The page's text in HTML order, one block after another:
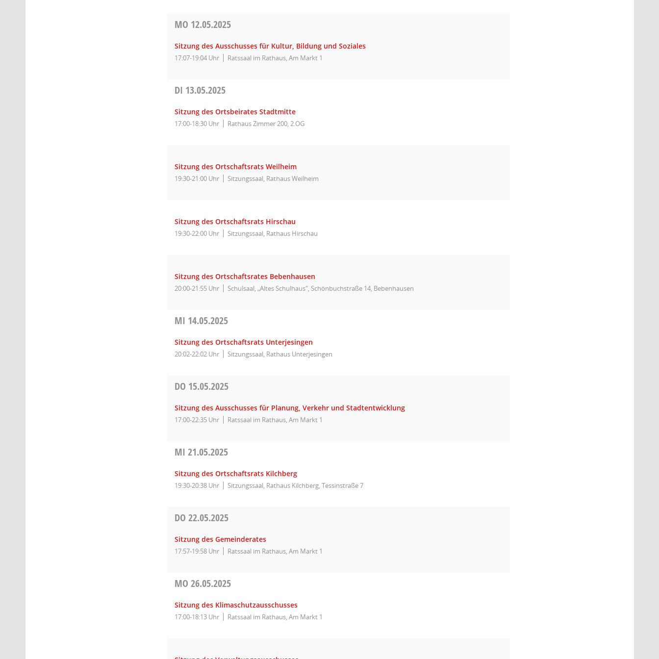
MO 12.05.2025
Sitzung des Ausschusses für Kultur, Bildung und Soziales
17:07-19:04 Uhr Ratssaal im Rathaus, Am Markt 1
DI 13.05.2025
Sitzung des Ortsbeirates Stadtmitte
17:00-18:30 Uhr Rathaus Zimmer 200, 2.OG
Sitzung des Ortschaftsrats Weilheim
19:30-21:00 Uhr Sitzungssaal, Rathaus Weilheim
Sitzung des Ortschaftsrats Hirschau
19:30-22:00 Uhr Sitzungssaal, Rathaus Hirschau
Sitzung des Ortschaftsrates Bebenhausen
20:00-21:55 Uhr Schulsaal, „Altes Schulhaus“, Schönbuchstraße 14, Bebenhausen
MI 14.05.2025
Sitzung des Ortschaftsrats Unterjesingen
20:02-22:02 Uhr Sitzungssaal, Rathaus Unterjesingen
DO 15.05.2025
Sitzung des Ausschusses für Planung, Verkehr und Stadtentwicklung
17:00-22:35 Uhr Ratssaal im Rathaus, Am Markt 1
MI21.05.2025
Sitzung des Ortschaftsrats Kilchberg
19:30-20:38 Uhr Sitzungssaal, Rathaus Kilchberg, Tessinstraße 7
DO22.05.2025
Sitzung des Gemeinderates
17:57-19:58 Uhr Ratssaal im Rathaus, Am Markt 1
MO26.05.2025
Sitzung des Klimaschutzausschusses
17:00-18:13 Uhr Ratssaal im Rathaus, Am Markt 1